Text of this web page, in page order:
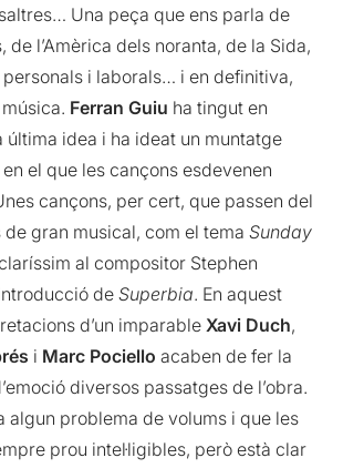
Una peça que ens parla de
de l’Amèrica dels noranta, de la Sida,
i laborals… i en definitiva,
Ferran Guiu ha tingut en
última idea i ha ideat un muntatge
el que les cançons esdevenen
cançons, per cert, que passen del
de gran musical, com el temaSunday
al compositor Stephen
deSuperbia. En aquest
d’un imparableXavi Duch,
i Marc Pociello acaben de fer la
diversos passatges de l’obra.
algun problema de volums i que les
prou intel·ligibles, però està clar